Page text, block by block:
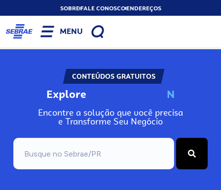
SOBREFALE CONOSCOENDEREÇOS
MENU
CONTEÚDOS GRATUITOS
Explore N
Encontre a solução que você precisa
e Transforme Seu Negócio